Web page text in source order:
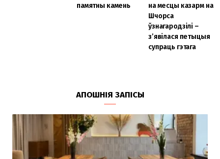
памятны камень
на месцы казарм на
Шчорса
ўзнагародзілі –
з’явілася петыцыя
супраць гэтага
АПОШНІЯ ЗАПІСЫ